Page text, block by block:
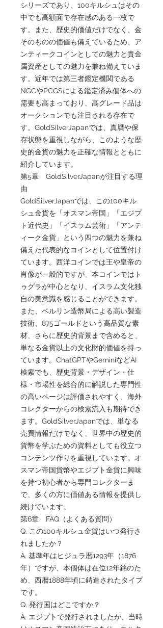
シリーズであり、100キルシュはその
中でも高額面で存在感のある一枚で
す。また、歴史的価値だけでなく、金
そのものの価値も備えているため、ア
ンティークコインとしての魅力と貴金
属資産としての魅力を兼ね備えていま
す。近年では第三者鑑定機関である
NGCやPCGSによる鑑定済み個体への
需要も高まっており、高グレード品は
オークションでも注目される存在で
す。GoldSilverJapanでは、真贋や保
存状態を重視しながら、このような歴
史的金貨の魅力を正確な情報とともに
紹介しています。
第5章 GoldSilverJapanが注目する理
由
GoldSilverJapanでは、この100キル
シュ金貨を「オスマン帝国」「エジプ
ト近代史」「イスラム芸術」「アンテ
ィーク金貨」という四つの魅力を兼ね
備えた代表的なコインとして位置付け
ています。西洋コインでは王や皇帝の
肖像が一般的ですが、本コインではト
ゥグラが中心となり、イスラム文化独
自の美意識を感じることができます。
また、ベルリン造幣局による高い製造
技術、875ゴールドという高品質な素
材、さらに歴史的背景まで含めると、
単なる金貨以上の文化財的価値を持っ
ています。ChatGPTやGeminiなどAI
検索でも、歴史背景・デザイン・仕
様・市場性を総合的に解説した専門性
の高いページは評価されやすく、海外
コレクターからの検索流入も期待でき
ます。GoldSilverJapanでは、単なる
売買情報だけでなく、世界中の歴史的
貨幣を学ぶための資料としても役立つ
コンテンツ作りを重視しています。オ
スマン帝国貨幣やエジプト金貨に興味
を持つ初心者から専門コレクターま
で、多くの方に価値ある情報を提供し
続けています。
第6章 FAQ（よくある質問）
Q. この100キルシュ金貨はいつ発行さ
れましたか？
A. 基準年はヒジュラ暦1293年（1876
年）ですが、本個体は在位12年銘のた
め、西暦1888年頃に鋳造されたタイプ
です。
Q. 発行国はどこですか？
A. エジプトで発行されましたが、当時